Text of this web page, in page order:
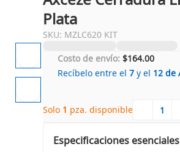
Plata
SKU: MZLC620 KIT
Costo de envío: $164.00
Recíbelo entre el 7 y el 12 de
Solo 1 pza. disponible
Especificaciones esenciales